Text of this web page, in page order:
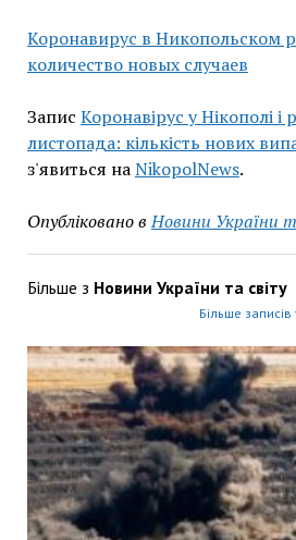
Коронавирус в Никопольском
количество новых случаев
Запис Коронавірус у Нікополі і
листопада: кількість нових
з'явиться наNikopolNews.
Опубліковано в Новини України
Більше з Новини України та світу
Більше записів